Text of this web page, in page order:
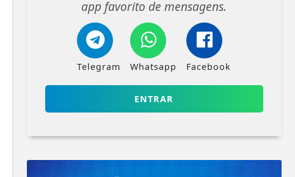
app favorito de mensagens.
Telegram Whatsapp Facebook
ENTRAR